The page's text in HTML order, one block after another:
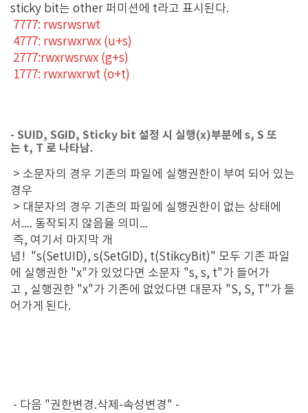
sticky bit는 other 퍼미션에 t라고 표시된다.
7777: rwsrwsrwt
4777: rwsrwxrwx (u+s)
2777:rwxrwsrwx (g+s)
1777: rwxrwxrwt (o+t)
- SUID, SGID, Sticky bit 설정 시 실행(x)부분에 s, S 또
는 t, T 로 나타남.
> 소문자의 경우 기존의 파일에 실행권한이 부여 되어 있는
경우
> 대문자의 경우 기존의 파일에 실행권한이 없는 상태에
서.... 동작되지 않음을 의미...
즉, 여기서 마지막 개
념! "s(SetUID), s(SetGID), t(StikcyBit)" 모두 기존 파일
에 실행권한 "x"가 있었다면 소문자 "s, s, t"가 들어가
고 , 실행권한 "x"가 기존에 없었다면 대문자 "S, S, T"가 들
어가게 된다.
- 다음 "권한변경.삭제-속성변경" -